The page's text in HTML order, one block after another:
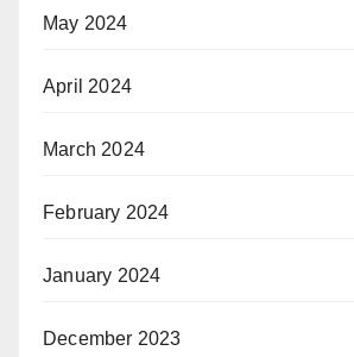
May 2024
April 2024
March 2024
February 2024
January 2024
December 2023